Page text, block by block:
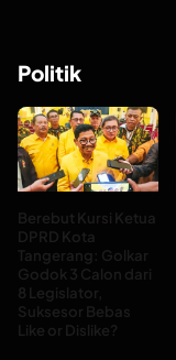
Politik
Berebut Kursi Ketua
DPRD Kota
Tangerang: Golkar
Godok 3 Calon dari
8 Legislator,
Suksesor Bebas
Like or Dislike?